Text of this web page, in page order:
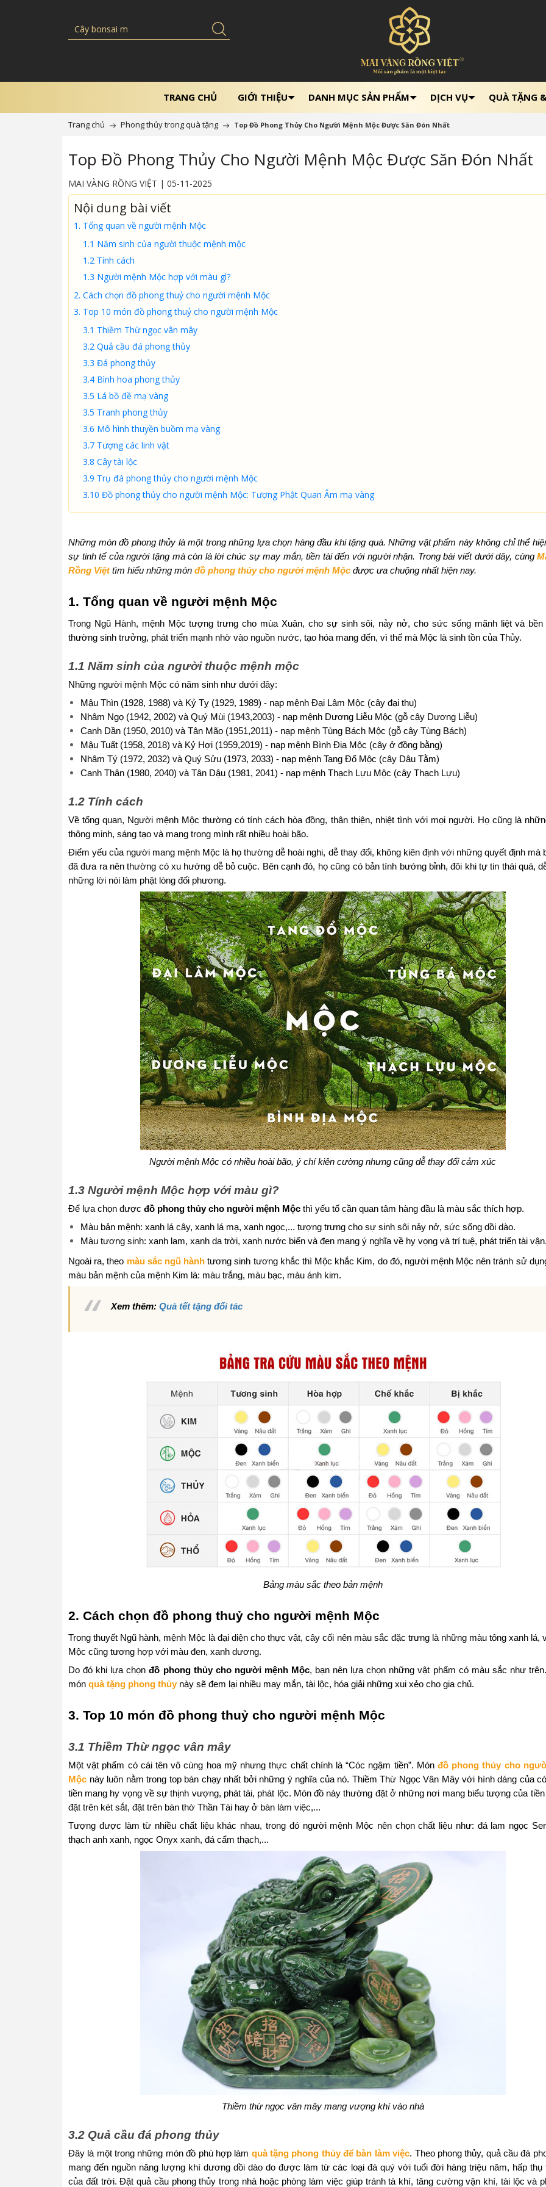
TRANG CHỦ GIỚI THIỆU DANH MỤC SẢN PHẨM DỊCH VỤ QUÀ TẶNG
Trang chủ Phong thủy trong quà tặng Top Đồ Phong Thủy Cho Người Mệnh Mộc Được Săn Đón Nhất
Top Đồ Phong Thủy Cho Người Mệnh Mộc Được Săn Đón Nhất
MAI VÀNG RỒNG VIỆT | 05-11-2025
Nội dung bài viết
1. Tổng quan về người mệnh Mộc
1.1 Năm sinh của người thuộc mệnh mộc
1.2 Tính cách
1.3 Người mệnh Mộc hợp với màu gì?
2. Cách chọn đồ phong thuỷ cho người mệnh Mộc
3. Top 10 món đồ phong thuỷ cho người mệnh Mộc
3.1 Thiềm Thừ ngọc vân mây
3.2 Quả cầu đá phong thủy
3.3 Đá phong thủy
3.4 Bình hoa phong thủy
3.5 Lá bồ đề mạ vàng
3.5 Tranh phong thủy
3.6 Mô hình thuyền buồm mạ vàng
3.7 Tượng các linh vật
3.8 Cây tài lộc
3.9 Trụ đá phong thủy cho người mệnh Mộc
3.10 Đồ phong thủy cho người mệnh Mộc: Tượng Phật Quan Âm mạ vàng
Những món đồ phong thủy là một trong những lựa chọn hàng đầu khi tặng quà. Những vật phẩm này không chỉ thể
sự tinh tế của người tặng mà còn là lời chúc sự may mắn, tiền tài đến với người nhận. Trong bài viết dưới dây, cùng
Rồng Việttìm hiểu những món đồ phong thủy cho người mệnh Mộc được ưa chuộng nhất hiện nay.
1. Tổng quan về người mệnh Mộc
Trong Ngũ Hành, mệnh Mộc tượng trưng cho mùa Xuân, cho sự sinh sôi, nảy nở, cho sức sống mãnh liệt và bền
thường sinh trưởng, phát triển mạnh nhờ vào nguồn nước, tạo hóa mang đến, vì thế mà Mộc là sinh tồn của Thủy.
1.1 Năm sinh của người thuộc mệnh mộc
Những người mệnh Mộc có năm sinh như dưới đây:
Mậu Thìn (1928, 1988) và Kỷ Tỵ (1929, 1989) - nạp mệnh Đại Lâm Mộc (cây đại thụ)
Nhâm Ngọ (1942, 2002) và Quý Mùi (1943,2003) - nạp mệnh Dương Liễu Mộc (gỗ cây Dương Liễu)
Canh Dần (1950, 2010) và Tân Mão (1951,2011) - nạp mệnh Tùng Bách Mộc (gỗ cây Tùng Bách)
Mậu Tuất (1958, 2018) và Kỷ Hợi (1959,2019) - nạp mệnh Bình Địa Mộc (cây ở đồng bằng)
Nhâm Tý (1972, 2032) và Quý Sửu (1973, 2033) - nạp mệnh Tang Đố Mộc (cây Dâu Tằm)
Canh Thân (1980, 2040) và Tân Dậu (1981, 2041) - nạp mệnh Thạch Lựu Mộc (cây Thạch Lựu)
1.2 Tính cách
Về tổng quan, Người mệnh Mộc thường có tính cách hòa đồng, thân thiện, nhiệt tình với mọi người. Họ cũng là
thông minh, sáng tạo và mang trong mình rất nhiều hoài bão.
Điểm yếu của người mang mệnh Mộc là họ thường dễ hoài nghi, dễ thay đổi, không kiên định với những quyết định mà
đã đưa ra nên thường có xu hướng dễ bỏ cuộc. Bên cạnh đó, họ cũng có bản tính bướng bỉnh, đôi khi tự tin thái quá,
những lời nói làm phật lòng đối phương.
Người mệnh Mộc có nhiều hoài bão, ý chí kiên cường nhưng cũng dễ thay đổi cảm xúc
1.3 Người mệnh Mộc hợp với màu gì?
Để lựa chọn được đồ phong thủy cho người mệnh Mộc thì yếu tố cần quan tâm hàng đầu là màu sắc thích hợp.
Màu bản mệnh: xanh lá cây, xanh lá mạ, xanh ngọc,... tượng trưng cho sự sinh sôi nảy nở, sức sống dồi dào.
Màu tương sinh: xanh lam, xanh da trời, xanh nước biển và đen mang ý nghĩa về hy vọng và trí tuệ, phát triển tài vận.
Ngoài ra, theo màu sắc ngũ hành tương sinh tương khắc thì Mộc khắc Kim, do đó, người mệnh Mộc nên tránh sử
màu bản mệnh của mệnh Kim là: màu trắng, màu bạc, màu ánh kim.
Xem thêm: Quà tết tặng đối tác
Bảng màu sắc theo bản mệnh
2. Cách chọn đồ phong thuỷ cho người mệnh Mộc
Trong thuyết Ngũ hành, mệnh Mộc là đại diện cho thực vật, cây cối nên màu sắc đặc trưng là những màu tông xanh lá,
Mộc cũng tương hợp với màu đen, xanh dương.
Do đó khi lựa chọnđồ phong thủy cho người mệnh Mộc, bạn nên lựa chọn những vật phẩm có màu sắc như
món quà tặng phong thủy này sẽ đem lại nhiều may mắn, tài lộc, hóa giải những xui xẻo cho gia chủ.
3. Top 10 món đồ phong thuỷ cho người mệnh Mộc
3.1 Thiềm Thừ ngọc vân mây
Một vật phẩm có cái tên vô cùng hoa mỹ nhưng thực chất chính là “Cóc ngậm tiền”. Món đồ phong thủy cho
Mộc này luôn nằm trong top bán chạy nhất bởi những ý nghĩa của nó. Thiềm Thừ Ngọc Vân Mây với hình dáng của
tiền mang hy vọng về sự thịnh vượng, phát tài, phát lộc. Món đồ này thường đặt ở những nơi mang biểu tượng của
đặt trên két sắt, đặt trên bàn thờ Thần Tài hay ở bàn làm việc,...
Tượng được làm từ nhiều chất liệu khác nhau, trong đó người mệnh Mộc nên chọn chất liệu như: đá lam ngọc
thạch anh xanh, ngọc Onyx xanh, đá cẩm thạch,...
Thiềm thừ ngọc vân mây mang vượng khí vào nhà
3.2 Quả cầu đá phong thủy
Đây là một trong những món đồ phù hợp làm quà tặng phong thủy để bàn làm việc. Theo phong thủy, quả cầu đá
mang đến nguồn năng lượng khí dương dồi dào do được làm từ các loại đá quý với tuổi đời hàng triệu năm, hấp thụ
của đất trời. Đặt quả cầu phong thủy trong nhà hoặc phòng làm việc giúp tránh tà khí, tăng cường vận khí, tài lộc và